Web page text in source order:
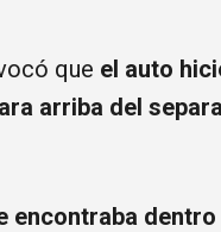
que el auto
arriba del
encontraba dentro